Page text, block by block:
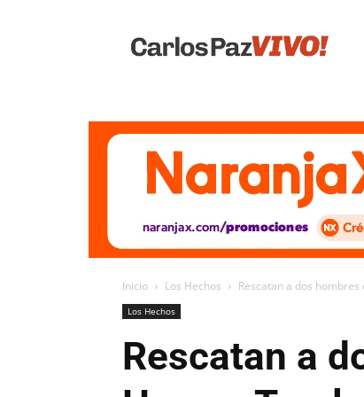
Vivo
Inicio Los Hechos Rescatan a dos
Los Hechos
Rescatan a